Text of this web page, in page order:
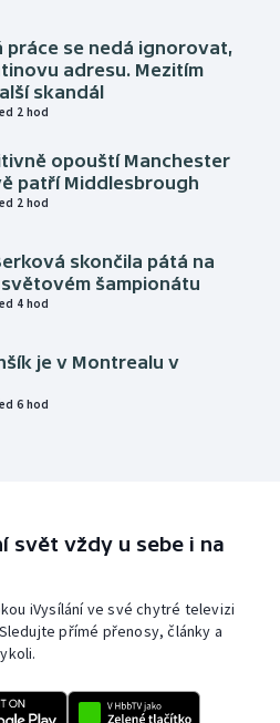
práce se nedá ignorovat,
adresu. Mezitím
skandál
2 hod
opouští Manchester
patří Middlesbrough
2 hod
skončila pátá na
šampionátu
4 hod
je v Montrealu v
6 hod
svět vždy u sebe i na
iVysílání ve své chytré televizi
přímé přenosy, články a